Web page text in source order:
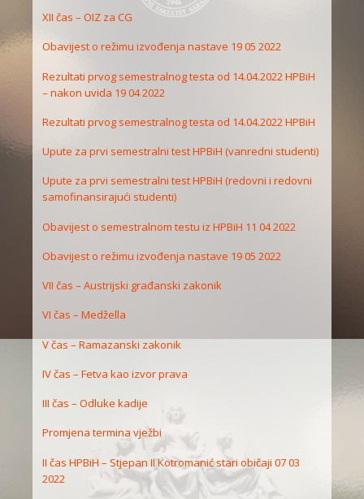
XII čas – OIZ za CG
Obavijest o režimu izvođenja nastave 19 05 2022
Rezultati prvog semestralnog testa od 14.04.2022 HPBiH
– nakon uvida 19 04 2022
Rezultati prvog semestralnog testa od 14.04.2022 HPBiH
Upute za prvi semestralni test HPBiH (vanredni studenti)
Upute za prvi semestralni test HPBiH (redovni i redovni
samofinansirajući studenti)
Obavijest o semestralnom testu iz HPBiH 11 04 2022
Obavijest o režimu izvođenja nastave 19 05 2022
VII čas – Austrijski građanski zakonik
VI čas – Medžella
V čas – Ramazanski zakonik
IV čas – Fetva kao izvor prava
III čas – Odluke kadije
Promjena termina vježbi
II čas HPBiH – Stjepan II Kotromanić stari običaji 07 03
2022